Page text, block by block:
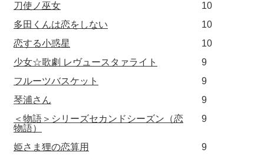
刀使ノ巫女
10
多田くんは恋をしない
10
恋する小惑星
10
少女☆歌劇 レヴュースタァライト
9
フルーツバスケット
9
琴浦さん
9
＜物語＞シリーズセカンドシーズン（恋
物語）
9
姫さま狸の恋算用
9